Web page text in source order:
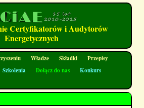
Certyfikatorów i Audytorów
Energetycznych
Władze Składki
Przepisy
Szkolenia Dołącz do nas
Konkurs